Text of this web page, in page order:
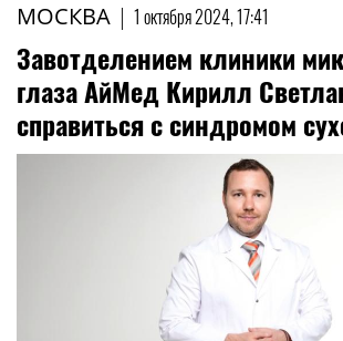
МОСКВА | 1 октября 2024, 17:41
Завотделением клиники
глаза АйМед Кирилл
справиться с синдромом